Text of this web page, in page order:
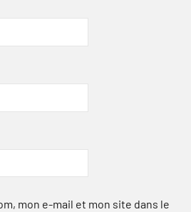
mon e-mail et mon site dans le